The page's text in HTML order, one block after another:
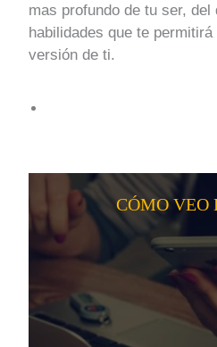
mas profundo de tu ser,
habilidades que te
versión de ti.
CÓMO VEO